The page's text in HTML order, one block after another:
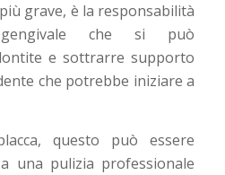
grave, è la responsabilità
gengivale che si può
e sottrarre supporto
che potrebbe iniziare a
questo può essere
una pulizia professionale